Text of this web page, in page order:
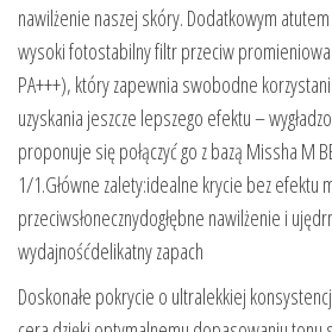
nawilżenie naszej skóry. Dodatkowym
wysoki fotostabilny filtr przeciw
PA+++), który zapewnia swobodne
uzyskania jeszcze lepszego efektu –
proponuje się połączyć go z bazą Missha M
1/1.Główne zalety:idealne krycie bez efektu
przeciwsłonecznydogłębne nawilżenie i
wydajnośćdelikatny zapach
Doskonałe pokrycie o ultralekkiej